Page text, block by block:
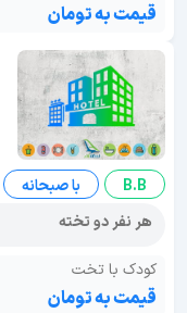
قیمت به تومان
B.B
با صبحانه
هر نفر دو تخته
کودک با تخت
قیمت به تومان